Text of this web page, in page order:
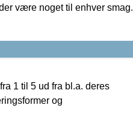
være noget til enhver smag.
1 til 5 ud fra bl.a. deres
og